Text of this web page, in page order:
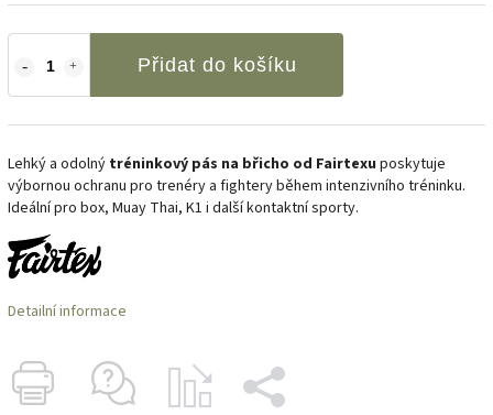
Přidat do košíku
Lehký a odolný tréninkový pás na břicho od Fairtexu poskytuje
výbornou ochranu pro trenéry a fightery během intenzivního tréninku.
Ideální pro box, Muay Thai, K1 i další kontaktní sporty.
Detailní informace